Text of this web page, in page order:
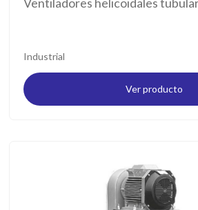
Industrial
Ver producto